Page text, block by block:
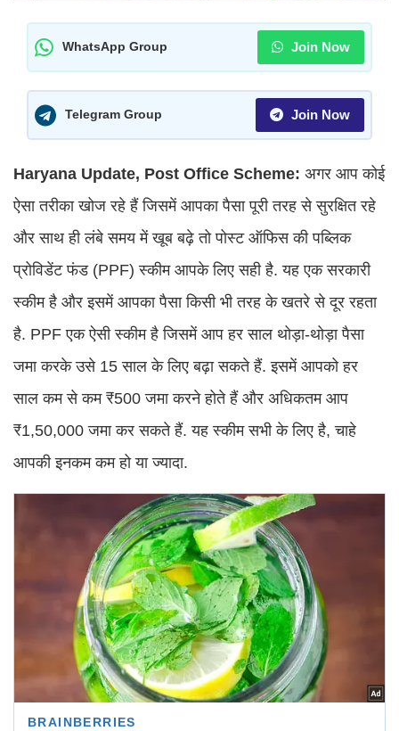
WhatsApp Group Join Now
Telegram Group Join Now
Haryana Update, Post Office Scheme: अगर आप कोई
ऐसा तरीका खोज रहे हैं जिसमें आपका पैसा पूरी तरह से सुरक्षित रहे
और साथ ही लंबे समय में खूब बढ़े तो पोस्ट ऑफिस की पब्लिक
प्रोविडेंट फंड (PPF) स्कीम आपके लिए सही है. यह एक सरकारी
स्कीम है और इसमें आपका पैसा किसी भी तरह के खतरे से दूर रहता
है. PPF एक ऐसी स्कीम है जिसमें आप हर साल थोड़ा-थोड़ा पैसा
जमा करके उसे 15 साल के लिए बढ़ा सकते हैं. इसमें आपको हर
साल कम से कम ₹500 जमा करने होते हैं और अधिकतम आप
₹1,50,000 जमा कर सकते हैं. यह स्कीम सभी के लिए है, चाहे
आपकी इनकम कम हो या ज्यादा.